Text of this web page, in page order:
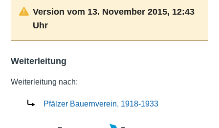
Version vom 13. November 2015, 12:43
Uhr
Weiterleitung
Weiterleitung nach:
Pfälzer Bauernverein, 1918-1933